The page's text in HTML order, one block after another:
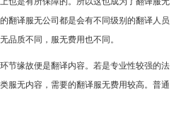
翻译服无公司都是会有不同级别的翻译人员
品质不同，服无费用也不同。
缘故便是翻译内容。若是专业性较强的法
服无内容，需要的翻译服无费用较高。普通